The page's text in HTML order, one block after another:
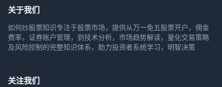
关于我们
如何炒股票知识专注于股票市场，提供从万一免五股票开户，佣金
费率，证券账户管理，到技术分析，市场趋势解读，量化交易策略
及风险控制的完整知识体系，助力投资者系统学习，明智决策
关注我们